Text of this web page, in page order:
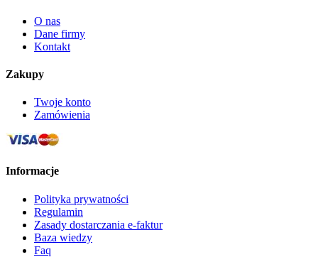
O nas
Dane firmy
Kontakt
Zakupy
Twoje konto
Zamówienia
Informacje
Polityka prywatności
Regulamin
Zasady dostarczania e-faktur
Baza wiedzy
Faq